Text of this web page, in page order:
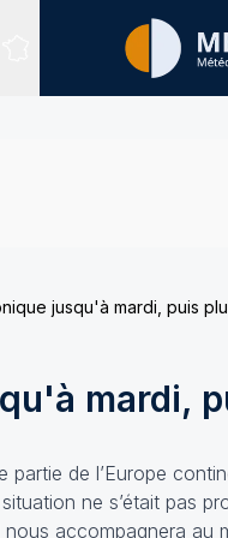
Sites expertisés
jusqu'à mardi, puis
mardi,
partie de l’Europe
ne s’était pas
accompagnera au